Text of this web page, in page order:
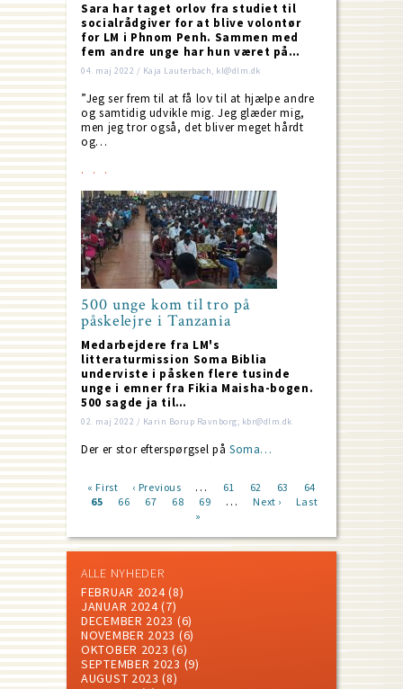
Sara har taget orlov fra studiet til
socialrådgiver for at blive volontør
for LM i Phnom Penh. Sammen med
fem andre unge har hun været på…
04. maj 2022 / Kaja Lauterbach, kl@dlm.dk
”Jeg ser frem til at få lov til at hjælpe andre
og samtidig udvikle mig. Jeg glæder mig,
men jeg tror også, det bliver meget hårdt
og…
500 unge kom til tro på
påskelejre i Tanzania
Medarbejdere fra LM's
litteraturmission Soma Biblia
underviste i påsken flere tusinde
unge i emner fra Fikia Maisha-bogen.
500 sagde ja til…
02. maj 2022 / Karin Borup Ravnborg; kbr@dlm.dk
Der er stor efterspørgsel på Soma…
Pagination
First
page
« First
Previous
page
‹ Previous … Page
61 Page
62 Page
63 Page
64
Current
65 Page
66 Page
67 Page
68 Page
69 …
Next
Next ›
Last
Last
»
ALLE NYHEDER
FEBRUAR 2024(8)
JANUAR 2024(7)
DECEMBER 2023 (6)
NOVEMBER 2023 (6)
OKTOBER 2023 (6)
SEPTEMBER 2023 (9)
AUGUST 2023 (8)